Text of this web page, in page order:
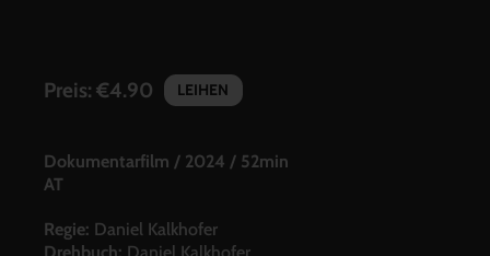
Preis: €4.90 LEIHEN
Dokumentarfilm / 2024 / 52min
AT
Regie: Daniel Kalkhofer